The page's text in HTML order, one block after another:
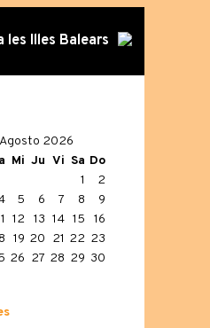
les Illes Balears
Agosto 2026
Mi Ju Vi Sa Do
1
2
5 6 7 8
9
12 13 14 15
16
19 20 21 22 23
26 27 28 29 30